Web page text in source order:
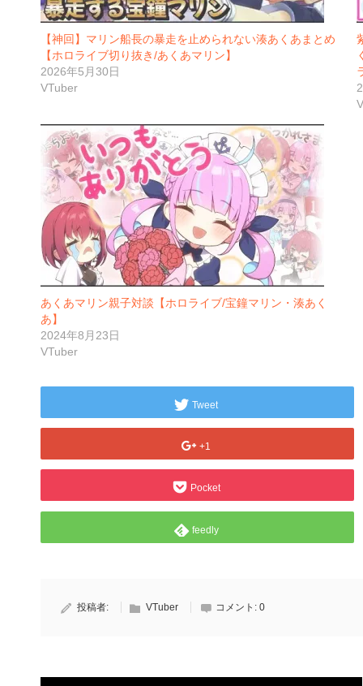
【神回】マリン船長の暴走を止められない湊あくあまとめ
【ホロライブ切り抜き/あくあマリン】
2026年5月30日
VTuber
あくあマリン親子対談【ホロライブ/宝鐘マリン・湊あく
あ】
2024年8月23日
VTuber
Tweet
+1
Pocket
feedly
投稿者: VTuber コメント: 0